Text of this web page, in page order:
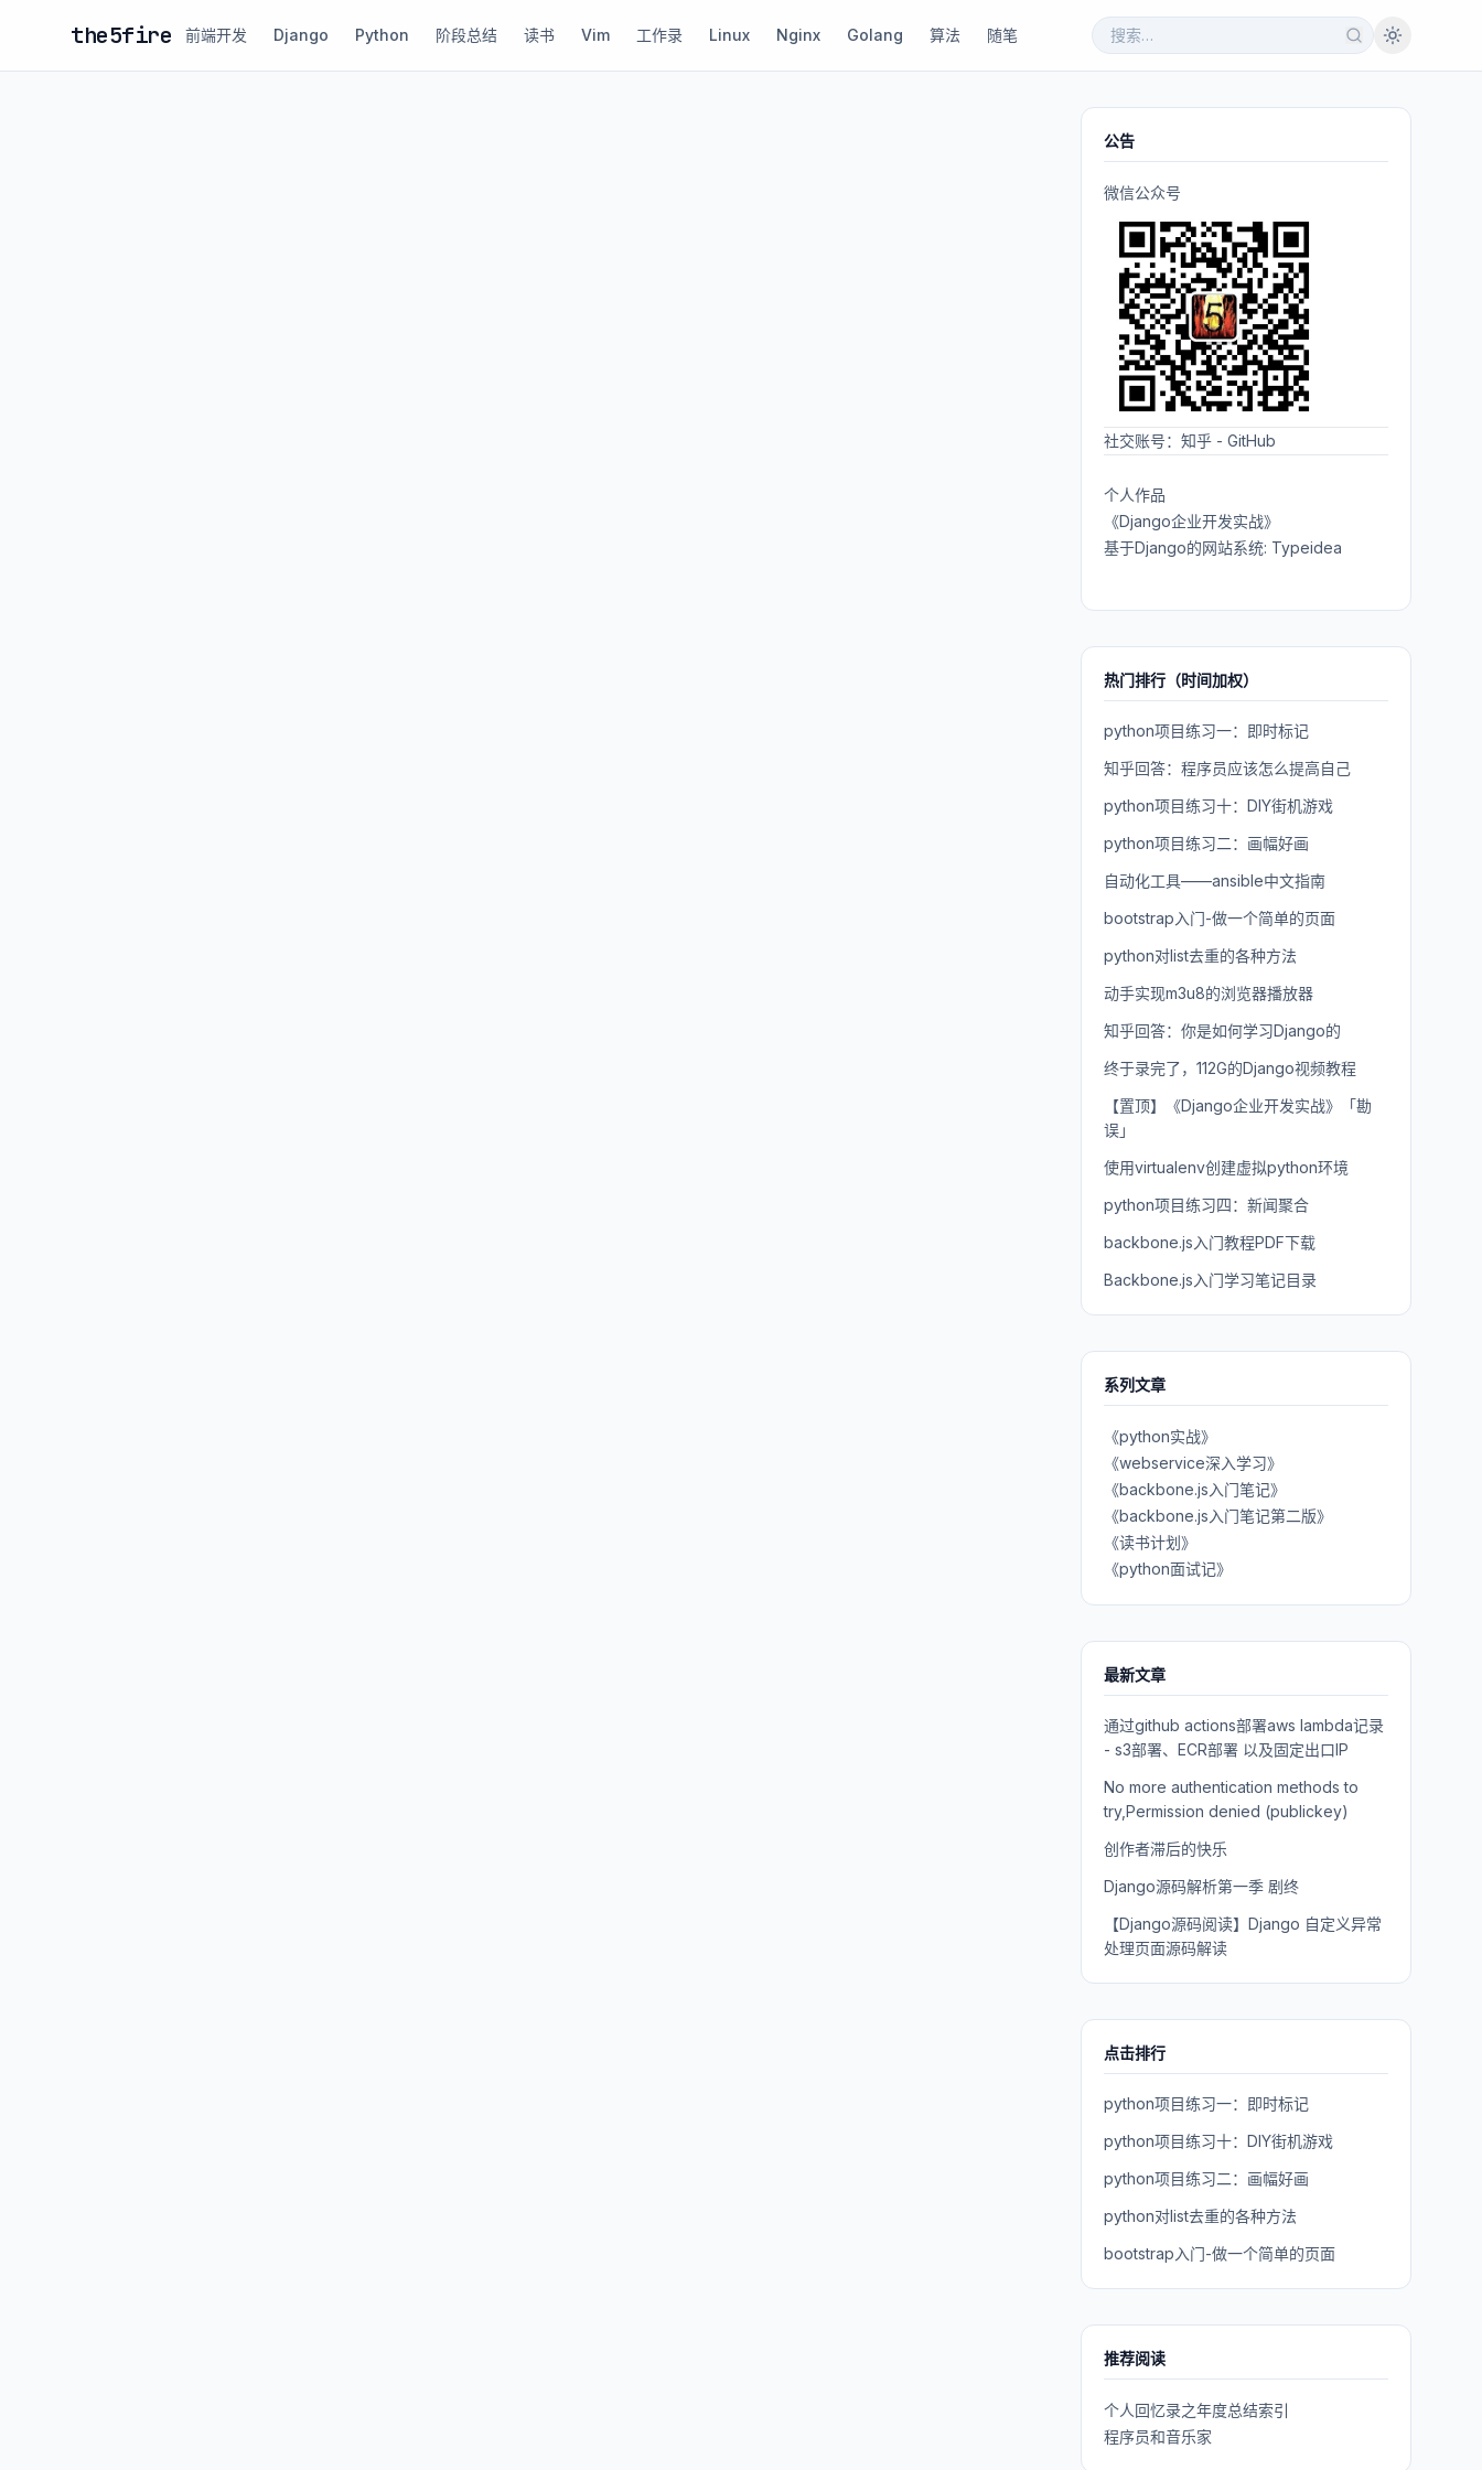
the5fire 前端开发 Django Python 阶段总结 读书 Vim 工作录 Linux Nginx Golang 算法 随笔
公告
微信公众号
社交账号： 知乎 - GitHub
个人作品
《Django企业开发实战》
基于Django的网站系统: Typeidea
热门排行（时间加权）
python项目练习一：即时标记
知乎回答：程序员应该怎么提高自己
python项目练习十：DIY街机游戏
python项目练习二：画幅好画
自动化工具——ansible中文指南
bootstrap入门-做一个简单的页面
python对list去重的各种方法
动手实现m3u8的浏览器播放器
知乎回答：你是如何学习Django的
终于录完了，112G的Django视频教程
【置顶】《Django企业开发实战》「勘
误」
使用virtualenv创建虚拟python环境
python项目练习四：新闻聚合
backbone.js入门教程PDF下载
Backbone.js入门学习笔记目录
系列文章
《python实战》
《webservice深入学习》
《backbone.js入门笔记》
《backbone.js入门笔记第二版》
《读书计划》
《python面试记》
最新文章
通过github actions部署aws lambda记录
- s3部署、ECR部署 以及固定出口IP
No more authentication methods to
try,Permission denied (publickey)
创作者滞后的快乐
Django源码解析第一季 剧终
【Django源码阅读】Django 自定义异常
处理页面源码解读
点击排行
python项目练习一：即时标记
python项目练习十：DIY街机游戏
python项目练习二：画幅好画
python对list去重的各种方法
bootstrap入门-做一个简单的页面
推荐阅读
个人回忆录之年度总结索引
程序员和音乐家